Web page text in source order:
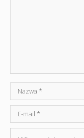
Nazwa
mail